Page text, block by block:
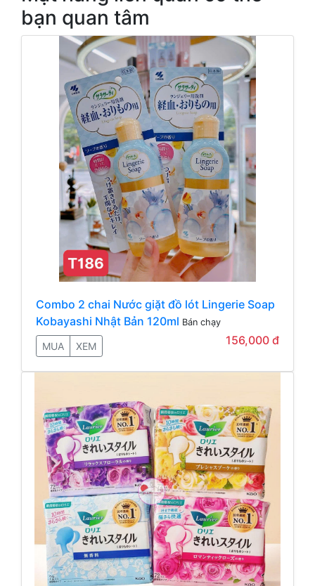
bạn quan tâm
Combo 2 chai Nước giặt đồ lót Lingerie Soap
Kobayashi Nhật Bản 120ml Bán chạy
MUA XEM 156,000 đ